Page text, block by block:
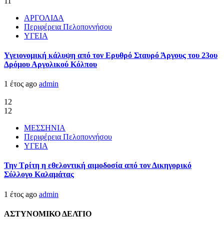
ΑΡΓΟΛΙΔΑ
Περιφέρεια Πελοποννήσου
ΥΓΕΙΑ
Υγειονομική κάλυψη από τον Ερυθρό Σταυρό Άργους του 23ου
Δρόμου Αργολικού Κόλπου
1 έτος ago admin
12
12
ΜΕΣΣΗΝΙΑ
Περιφέρεια Πελοποννήσου
ΥΓΕΙΑ
Την Τρίτη η εθελοντική αιμοδοσία από τον Δικηγορικό
Σύλλογο Καλαμάτας
1 έτος ago admin
ΑΣΤΥΝΟΜΙΚΟ ΔΕΛΤΙΟ